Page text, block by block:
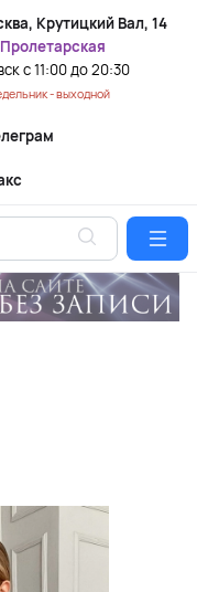
Крутицкий Вал, 14
с 11:00 до 20:30
- выходной